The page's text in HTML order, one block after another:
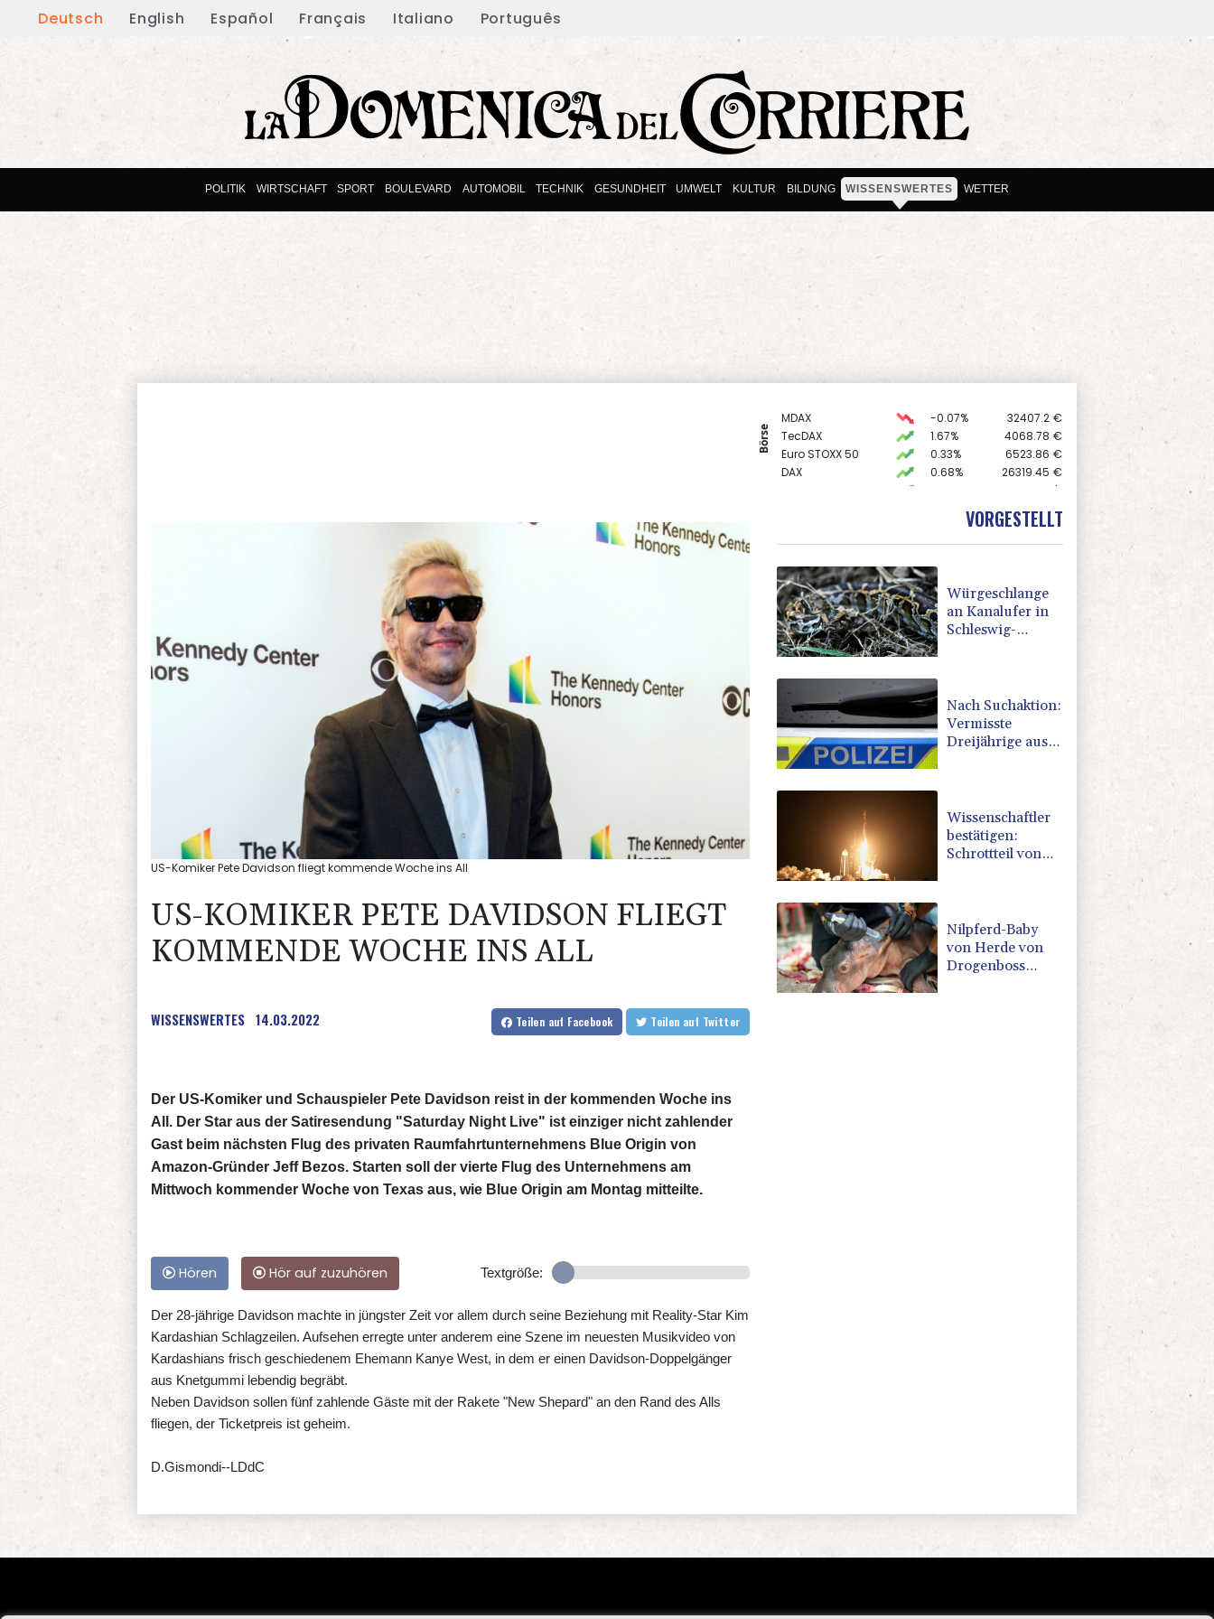
Deutsch English Español Français Italiano Português
POLITIK WIRTSCHAFT SPORT BOULEVARD AUTOMOBIL TECHNIK GESUNDHEIT UMWELT KULTUR BILDUNG WISSENSWERTES WETTER
Börse
MDAX -0.07% 32407.2 €
TecDAX
1.67% 4068.78 €
Euro STOXX 50
0.33% 6523.86 €
DAX
0.68% 26319.45 €
$
18659.63 €
1.1562 $
US-Komiker Pete Davidson fliegt kommende Woche ins All
US-KOMIKER PETE DAVIDSON FLIEGT
KOMMENDE WOCHE INS ALL
WISSENSWERTES 14.03.2022 Teilen auf Facebook Teilen auf Twitter
Der US-Komiker und Schauspieler Pete Davidson reist in der kommenden Woche ins
All. Der Star aus der Satiresendung "Saturday Night Live" ist einziger nicht zahlender
Gast beim nächsten Flug des privaten Raumfahrtunternehmens Blue Origin von
Amazon-Gründer Jeff Bezos. Starten soll der vierte Flug des Unternehmens am
Mittwoch kommender Woche von Texas aus, wie Blue Origin am Montag mitteilte.
Hören Hör auf zuzuhören Textgröße:
Der 28-jährige Davidson machte in jüngster Zeit vor allem durch seine Beziehung mit Reality-Star Kim
Kardashian Schlagzeilen. Aufsehen erregte unter anderem eine Szene im neuesten Musikvideo von
Kardashians frisch geschiedenem Ehemann Kanye West, in dem er einen Davidson-Doppelgänger
aus Knetgummi lebendig begräbt.
Neben Davidson sollen fünf zahlende Gäste mit der Rakete "New Shepard" an den Rand des Alls
fliegen, der Ticketpreis ist geheim.
D.Gismondi--LDdC
VORGESTELLT
Würgeschlange
an Kanalufer in
Schleswig-
Nach Suchaktion:
Vermisste
Dreijährige aus
Wissenschaftler
bestätigen:
Schrottteil von
Nilpferd-Baby
von Herde von
Drogenboss